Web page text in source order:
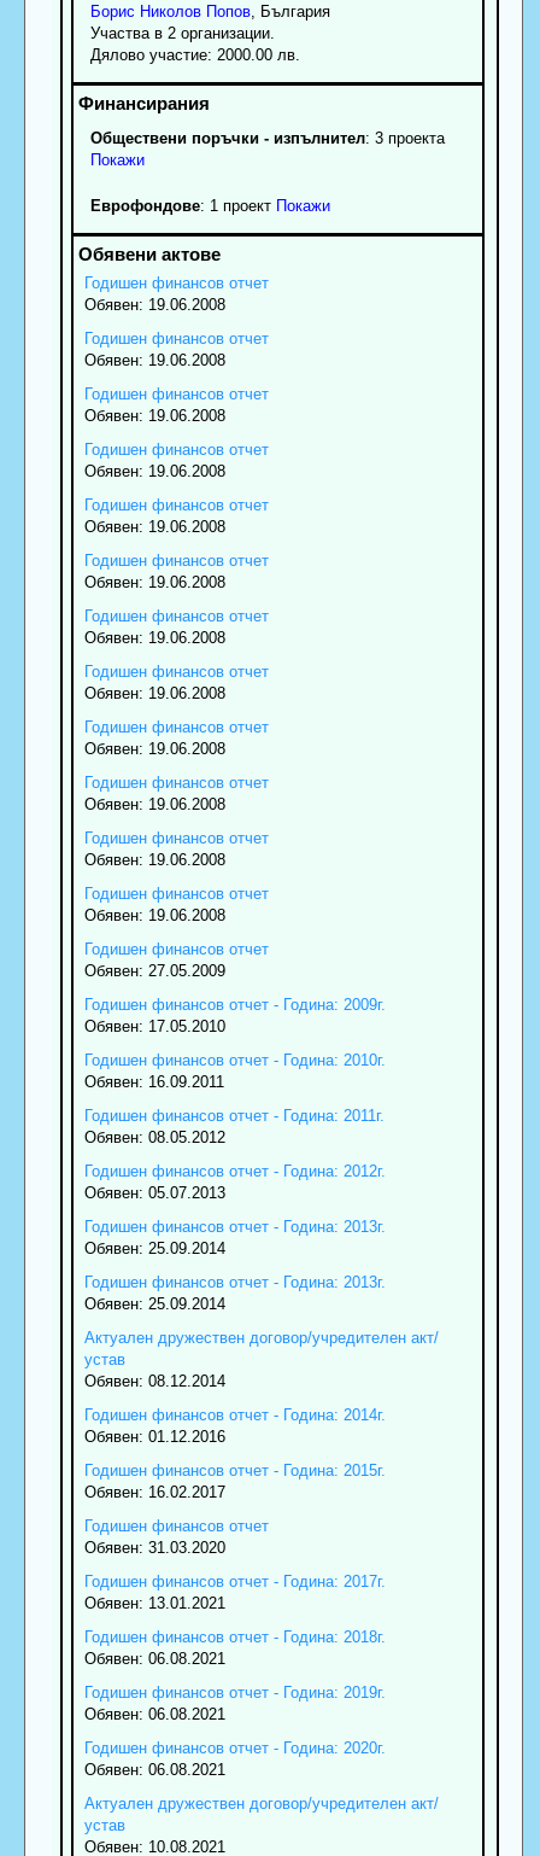
Борис Николов Попов, България
Участва в 2 организации.
Дялово участие: 2000.00 лв.
Обществени поръчки - изпълнител: 3 проекта
Покажи
Еврофондове: 1 проект Покажи
Годишен финансов отчет
Обявен: 19.06.2008
Годишен финансов отчет
Обявен: 19.06.2008
Годишен финансов отчет
Обявен: 19.06.2008
Годишен финансов отчет
Обявен: 19.06.2008
Годишен финансов отчет
Обявен: 19.06.2008
Годишен финансов отчет
Обявен: 19.06.2008
Годишен финансов отчет
Обявен: 19.06.2008
Годишен финансов отчет
Обявен: 19.06.2008
Годишен финансов отчет
Обявен: 19.06.2008
Годишен финансов отчет
Обявен: 19.06.2008
Годишен финансов отчет
Обявен: 19.06.2008
Годишен финансов отчет
Обявен: 19.06.2008
Годишен финансов отчет
Обявен: 27.05.2009
Годишен финансов отчет - Година: 2009г.
Обявен: 17.05.2010
Годишен финансов отчет - Година: 2010г.
Обявен: 16.09.2011
Годишен финансов отчет - Година: 2011г.
Обявен: 08.05.2012
Годишен финансов отчет - Година: 2012г.
Обявен: 05.07.2013
Годишен финансов отчет - Година: 2013г.
Обявен: 25.09.2014
Годишен финансов отчет - Година: 2013г.
Обявен: 25.09.2014
Актуален дружествен договор/учредителен акт/
устав
Обявен: 08.12.2014
Годишен финансов отчет - Година: 2014г.
Обявен: 01.12.2016
Годишен финансов отчет - Година: 2015г.
Обявен: 16.02.2017
Годишен финансов отчет
Обявен: 31.03.2020
Годишен финансов отчет - Година: 2017г.
Обявен: 13.01.2021
Годишен финансов отчет - Година: 2018г.
Обявен: 06.08.2021
Годишен финансов отчет - Година: 2019г.
Обявен: 06.08.2021
Годишен финансов отчет - Година: 2020г.
Обявен: 06.08.2021
Актуален дружествен договор/учредителен акт/
устав
Обявен: 10.08.2021